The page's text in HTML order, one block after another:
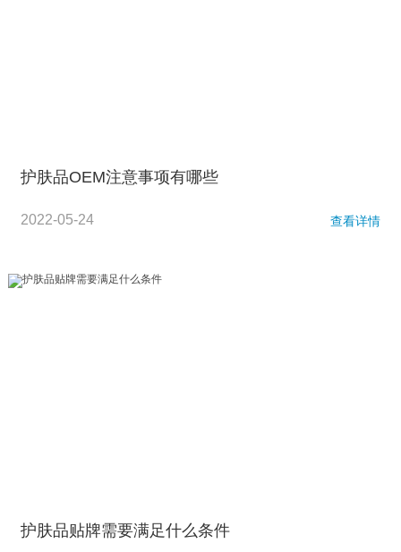
护肤品OEM注意事项有哪些
2022-05-24 查看详情
护肤品贴牌需要满足什么条件